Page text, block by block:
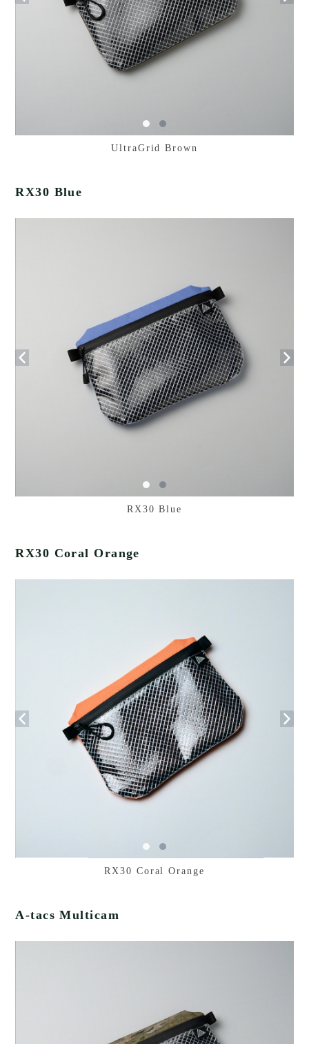
UltraGrid Brown
RX30 Blue
RX30 Blue
RX30 Coral Orange
RX30 Coral Orange
A-tacs Multicam